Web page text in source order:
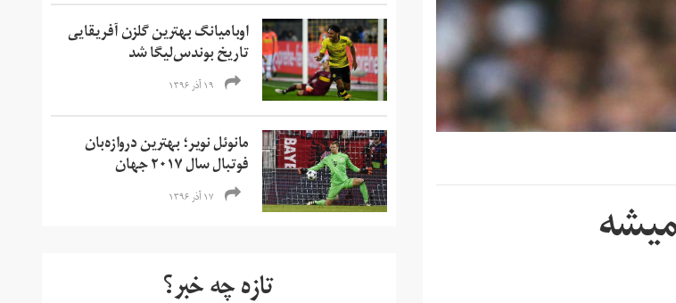
اوبامیانگ بهترین گلزن آفریقایی
تاریخ بوندس‌لیگا شد
۱۹ آذر ۱۳۹۶
مانوئل نویر؛ بهترین دروازه‌بان
فوتبال سال ۲۰۱۷ جهان
۱۷ آذر ۱۳۹۶
تازه چه خبر؟